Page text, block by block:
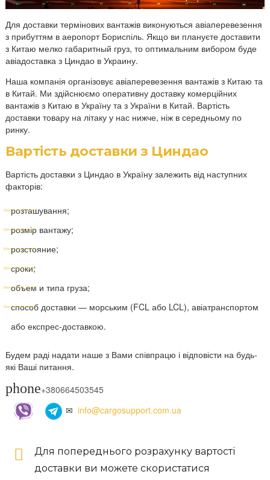
Для доставки термінових вантажів виконуються авіаперевезення
з прибуттям в аеропорт Бориспіль. Якщо ви плануєте доставити
з Китаю мелко габаритный груз, то оптимальним вибором буде
авіадоставка з Циндао в Украину.
Наша компанія організовує авіаперевезення вантажів з Китаю та
в Китай. Ми здійснюємо оперативну доставку комерційних
вантажів з Китаю в Україну та з України в Китай. Вартість
доставки товару на літаку у нас нижче, ніж в середньому по
ринку.
Вартість доставки з Циндао
Вартість доставки з Циндао в Україну залежить від наступних
факторів:
розташування;
розмір вантажу;
розстояние;
сроки;
объем и типа груза;
способ доставки — морським (FCL або LCL), авіатранспортом
або експрес-доставкою.
Будем раді надати наше з Вами співпрацю і відповісти на будь-
які Ваші питання.
phone+380664503545
✉ info@cargosupport.com.ua
Для попереднього розрахунку вартості
доставки ви можете скористатися